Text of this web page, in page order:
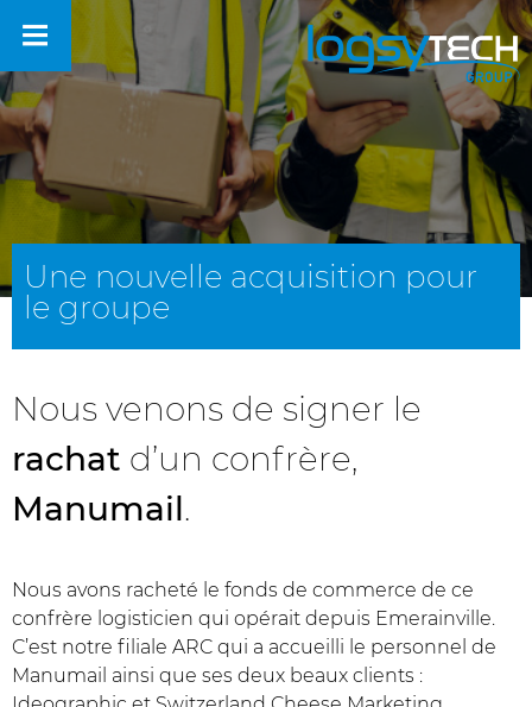
Une nouvelle acquisition pour
le groupe
Nous venons de signer le
rachat d’un confrère,
Manumail.
Nous avons racheté le fonds de commerce de ce
confrère logisticien qui opérait depuis Emerainville.
C’est notre filiale ARC qui a accueilli le personnel de
Manumail ainsi que ses deux beaux clients :